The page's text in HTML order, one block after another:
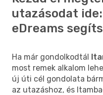
utazásodat
eDreams
Ha már gondolkodtál
most remek alkalom
új úti cél gondolata
az utazáshoz, és